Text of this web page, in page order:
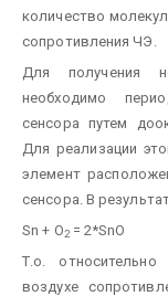
количество
сопротивления ЧЭ.
Для получения
необходимо
сенсора путем
Для реализации
элемент
сенсора. В
Sn + O2= 2*SnO
Т.о.
воздухе